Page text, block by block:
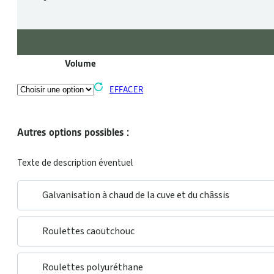
Volume
EFFACER
Autres options possibles :
Texte de description éventuel
Galvanisation à chaud de la cuve et du châssis
Roulettes caoutchouc
Roulettes polyuréthane